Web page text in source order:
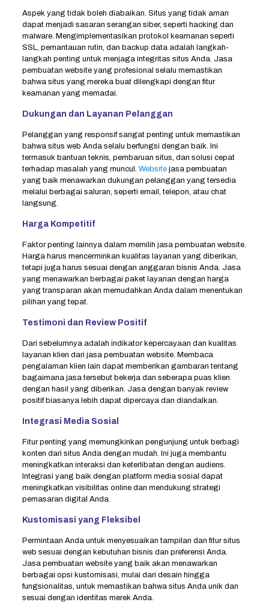
Aspek yang tidak boleh diabaikan. Situs yang tidak aman
dapat menjadi sasaran serangan siber, seperti hacking dan
malware. Mengimplementasikan protokol keamanan seperti
SSL, pemantauan rutin, dan backup data adalah langkah-
langkah penting untuk menjaga integritas situs Anda. Jasa
pembuatan website yang profesional selalu memastikan
bahwa situs yang mereka buat dilengkapi dengan fitur
keamanan yang memadai.
Dukungan dan Layanan Pelanggan
Pelanggan yang responsif sangat penting untuk memastikan
bahwa situs web Anda selalu berfungsi dengan baik. Ini
termasuk bantuan teknis, pembaruan situs, dan solusi cepat
terhadap masalah yang muncul. Websitejasa pembuatan
yang baik menawarkan dukungan pelanggan yang tersedia
melalui berbagai saluran, seperti email, telepon, atau chat
langsung.
Harga Kompetitif
Faktor penting lainnya dalam memilih jasa pembuatan website.
Harga harus mencerminkan kualitas layanan yang diberikan,
tetapi juga harus sesuai dengan anggaran bisnis Anda. Jasa
yang menawarkan berbagai paket layanan dengan harga
yang transparan akan memudahkan Anda dalam menentukan
pilihan yang tepat.
Testimoni dan Review Positif
Dari sebelumnya adalah indikator kepercayaan dan kualitas
layanan klien dari jasa pembuatan website. Membaca
pengalaman klien lain dapat memberikan gambaran tentang
bagaimana jasa tersebut bekerja dan seberapa puas klien
dengan hasil yang diberikan. Jasa dengan banyak review
positif biasanya lebih dapat dipercaya dan diandalkan.
Integrasi Media Sosial
Fitur penting yang memungkinkan pengunjung untuk berbagi
konten dari situs Anda dengan mudah. Ini juga membantu
meningkatkan interaksi dan keterlibatan dengan audiens.
Integrasi yang baik dengan platform media sosial dapat
meningkatkan visibilitas online dan mendukung strategi
pemasaran digital Anda.
Kustomisasi yang Fleksibel
Permintaan Anda untuk menyesuaikan tampilan dan fitur situs
web sesuai dengan kebutuhan bisnis dan preferensi Anda.
Jasa pembuatan website yang baik akan menawarkan
berbagai opsi kustomisasi, mulai dari desain hingga
fungsionalitas, untuk memastikan bahwa situs Anda unik dan
sesuai dengan identitas merek Anda.